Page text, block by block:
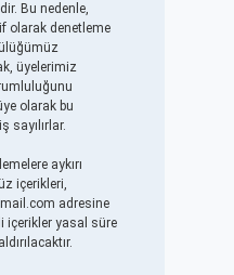
Bu nedenle,
olarak denetleme
üyelerimiz
olarak bu
sayılırlar.
aykırı
içerikleri,
adresine
içerikler yasal süre